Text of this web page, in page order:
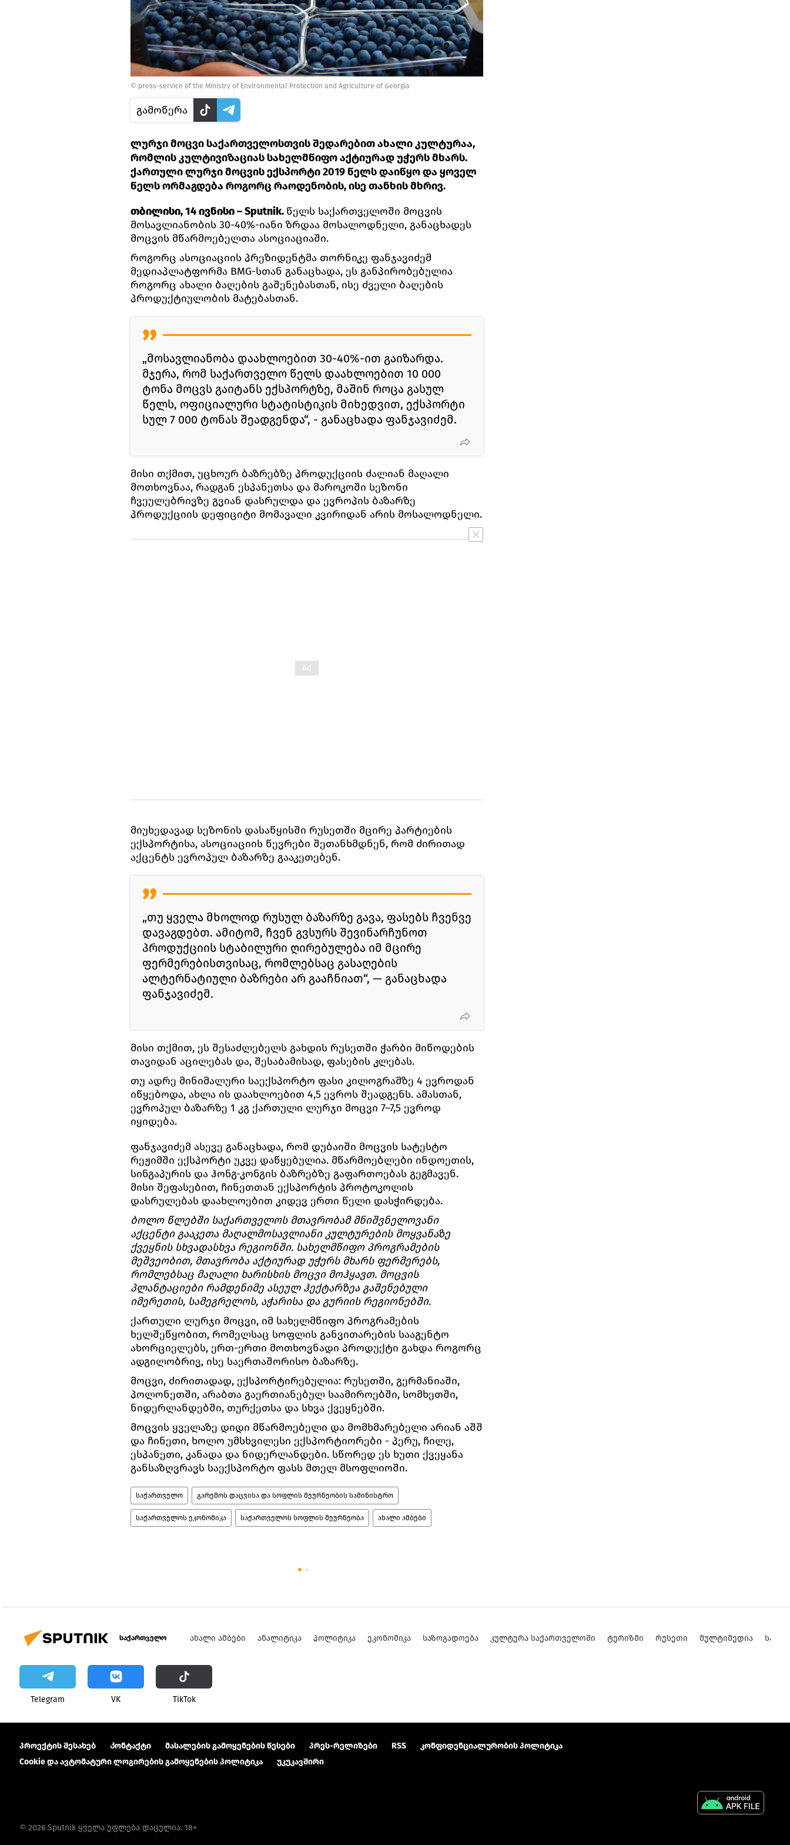
© press-service of the Ministry of Environmental Protection and Agriculture of Georgia
გამოწერა
ლურჯი მოცვი საქართველოსთვის შედარებით ახალი კულტურაა,
რომლის კულტივიზაციას სახელმწიფო აქტიურად უჭერს მხარს.
ქართული ლურჯი მოცვის ექსპორტი 2019 წელს დაიწყო და ყოველ
წელს ორმაგდება როგორც რაოდენობის, ისე თანხის მხრივ.
თბილისი, 14 ივნისი – Sputnik. წელს საქართველოში მოცვის
მოსავლიანობის 30-40%-იანი ზრდაა მოსალოდნელი, განაცხადეს
მოცვის მწარმოებელთა ასოციაციაში.
როგორც ასოციაციის პრეზიდენტმა თორნიკე ფანჯავიძემ
მედიაპლატფორმა BMG-სთან განაცხადა, ეს განპირობებულია
როგორც ახალი ბაღების გაშენებასთან, ისე ძველი ბაღების
პროდუქტიულობის მატებასთან.
„მოსავლიანობა დაახლოებით 30-40%-ით გაიზარდა.
მჯერა, რომ საქართველო წელს დაახლოებით 10 000
ტონა მოცვს გაიტანს ექსპორტზე, მაშინ როცა გასულ
წელს, ოფიციალური სტატისტიკის მიხედვით, ექსპორტი
სულ 7 000 ტონას შეადგენდა“, - განაცხადა ფანჯავიძემ.
მისი თქმით, უცხოურ ბაზრებზე პროდუქციის ძალიან მაღალი
მოთხოვნაა, რადგან ესპანეთსა და მაროკოში სეზონი
ჩვეულებრივზე გვიან დასრულდა და ევროპის ბაზარზე
პროდუქციის დეფიციტი მომავალი კვირიდან არის მოსალოდნელი.
მიუხედავად სეზონის დასაწყისში რუსეთში მცირე პარტიების
ექსპორტისა, ასოციაციის წევრები შეთანხმდნენ, რომ ძირითად
აქცენტს ევროპულ ბაზარზე გააკეთებენ.
„თუ ყველა მხოლოდ რუსულ ბაზარზე გავა, ფასებს ჩვენვე
დავაგდებთ. ამიტომ, ჩვენ გვსურს შევინარჩუნოთ
პროდუქციის სტაბილური ღირებულება იმ მცირე
ფერმერებისთვისაც, რომლებსაც გასაღების
ალტერნატიული ბაზრები არ გააჩნიათ“, — განაცხადა
ფანჯავიძემ.
მისი თქმით, ეს შესაძლებელს გახდის რუსეთში ჭარბი მიწოდების
თავიდან აცილებას და, შესაბამისად, ფასების კლებას.
თუ ადრე მინიმალური საექსპორტო ფასი კილოგრამზე 4 ევროდან
იწყებოდა, ახლა ის დაახლოებით 4,5 ევროს შეადგენს. ამასთან,
ევროპულ ბაზარზე 1 კგ ქართული ლურჯი მოცვი 7–7,5 ევროდ
იყიდება.
ფანჯავიძემ ასევე განაცხადა, რომ დუბაიში მოცვის სატესტო
რეჟიმში ექსპორტი უკვე დაწყებულია. მწარმოებლები ინდოეთის,
სინგაპურის და ჰონგ-კონგის ბაზრებზე გაფართოებას გეგმავენ.
მისი შეფასებით, ჩინეთთან ექსპორტის პროტოკოლის
დასრულებას დაახლოებით კიდევ ერთი წელი დასჭირდება.
ბოლო წლებში საქართველოს მთავრობამ მნიშვნელოვანი
აქცენტი გააკეთა მაღალმოსავლიანი კულტურების მოყვანაზე
ქვეყნის სხვადასხვა რეგიონში. სახელმწიფო პროგრამების
მეშვეობით, მთავრობა აქტიურად უჭერს მხარს ფერმერებს,
რომლებსაც მაღალი ხარისხის მოცვი მოჰყავთ. მოცვის
პლანტაციები რამდენიმე ასეულ ჰექტარზეა გაშენებული
იმერეთის, სამეგრელოს, აჭარისა და გურიის რეგიონებში.
ქართული ლურჯი მოცვი, იმ სახელმწიფო პროგრამების
ხელშეწყობით, რომელსაც სოფლის განვითარების სააგენტო
ახორციელებს, ერთ-ერთი მოთხოვნადი პროდუქტი გახდა როგორც
ადგილობრივ, ისე საერთაშორისო ბაზარზე.
მოცვი, ძირითადად, ექსპორტირებულია: რუსეთში, გერმანიაში,
პოლონეთში, არაბთა გაერთიანებულ საამიროებში, სომხეთში,
ნიდერლანდებში, თურქეთსა და სხვა ქვეყნებში.
მოცვის ყველაზე დიდი მწარმოებელი და მომხმარებელი არიან აშშ
და ჩინეთი, ხოლო უმსხვილესი ექსპორტიორები - პერუ, ჩილე,
ესპანეთი, კანადა და ნიდერლანდები. სწორედ ეს ხუთი ქვეყანა
განსაზღვრავს საექსპორტო ფასს მთელ მსოფლიოში.
საქართველო გარემოს დაცვისა და სოფლის მეურნეობის სამინისტრო
საქართველოს ეკონომიკა საქართველოს სოფლის მეურნეობა ახალი ამბები
საქართველო ᲐᲮᲐᲚᲘ ᲐᲛᲑᲔᲑᲘ ᲐᲜᲐᲚᲘᲢᲘᲙᲐ ᲞᲝᲚᲘᲢᲘᲙᲐ ᲔᲙᲝᲜᲝᲛᲘᲙᲐ ᲡᲐᲖᲝᲒᲐᲓᲝᲔᲑᲐ ᲙᲣᲚᲢᲣᲠᲐ ᲡᲐᲥᲐᲠᲗᲕᲔᲚᲝᲨᲘ ᲢᲣᲠᲘᲖᲛᲘ ᲠᲣᲡᲔᲗᲘ ᲛᲣᲚᲢᲘᲛᲔᲓᲘᲐ
Telegram VK ТikТоk
პროექტის შესახებ Კონტაქტი მასალების გამოყენების წესები პრეს-რელიზები RSS
კონფიდენციალურობის პოლიტიკა
Cookie და ავტომატური ლოგირების გამოყენების პოლიტიკა
უკუკავშირი
© 2026 Sputnik ყველა უფლება დაცულია. 18+